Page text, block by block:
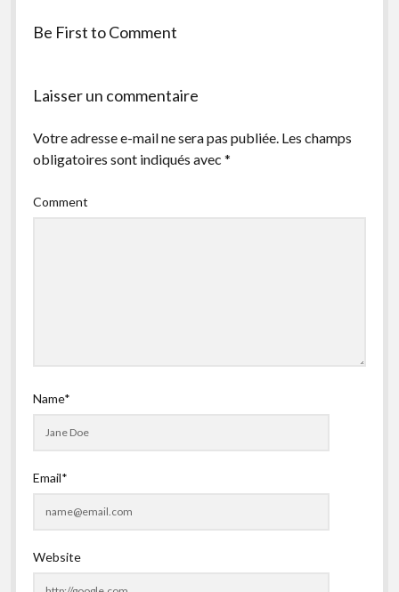
form
Be First to Comment
Laisser un commentaire
Votre adresse e-mail ne sera pas publiée. Les champs
obligatoires sont indiqués avec *
Comment
Name*
Email*
Website